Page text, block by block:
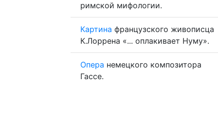
римской мифологии.
Картина французского живописца
К.Лоррена «... оплакивает Нуму».
Опера немецкого композитора
Гассе.